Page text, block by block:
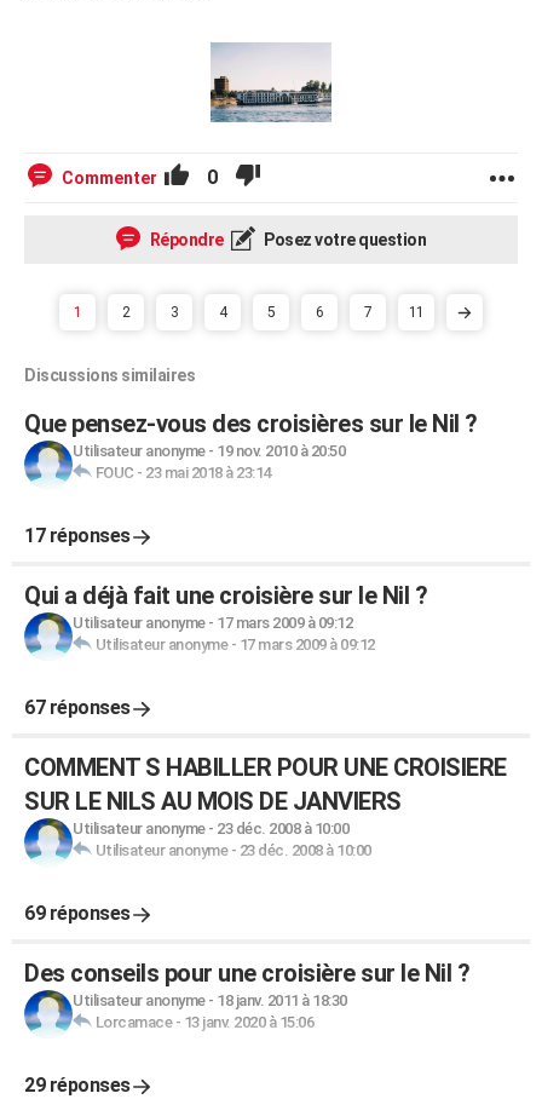
Commenter 0
Répondre Posez votre question
1 2 3 4 5 6 7 11
Discussions similaires
Que pensez-vous des croisières sur le Nil ?
Utilisateur anonyme- 19 nov. 2010 à 20:50
FOUC - 23 mai 2018 à 23:14
17 réponses
Qui a déjà fait une croisière sur le Nil ?
Utilisateur anonyme- 17 mars 2009 à 09:12
Utilisateur anonyme- 17 mars 2009 à 09:12
67 réponses
COMMENT S HABILLER POUR UNE CROISIERE
SUR LE NILS AU MOIS DE JANVIERS
Utilisateur anonyme- 23 déc. 2008 à 10:00
Utilisateur anonyme- 23 déc. 2008 à 10:00
69 réponses
Des conseils pour une croisière sur le Nil ?
Utilisateur anonyme- 18 janv. 2011 à 18:30
Lorcamace- 13 janv. 2020 à 15:06
29 réponses